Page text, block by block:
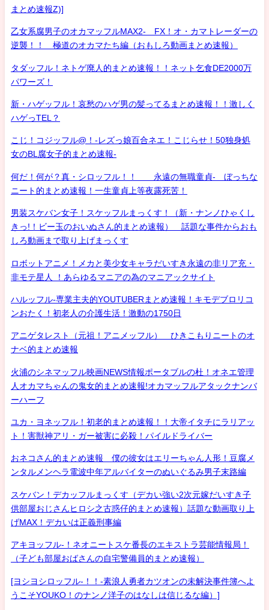
まとめ速報Z)]
乙女系腐男子のオカマッフルMAX2- FX！オ・カマトレーダーの
逆襲！！ 極道のオカマたち編（おもしろ動画まとめ速報）
タダッフル！ネトゲ廃人的まとめ速報！！ネット乞食DE2000万
パワーズ！
新・ハゲッフル！哀愁のハゲ男の髪ってるまとめ速報！！激しく
ハゲっTEL？
こじ！コジッフル@！-レズっ娘百合ネエ！こじらせ！50独身処
女のBL腐女子的まとめ速報-
何だ！何が？真・シロッフル！！ 永遠の無職童貞- ぼっちな
ニート的まとめ速報！一生童貞上等夜露死苦！
男装スケバン女子！スケッフルまっくす！（新・ナンノひゃくし
きっ!！ビー玉のおいぬさん的まとめ速報） 話題な事件からおも
しろ動画まで取り上げまっくす
ロボットアニメ！メカと美少女キャラだいすき永遠の非リア充・
非モテ星人 ！あらゆるマニアの為のマニアックサイト
ハルッフル-専業主夫的YOUTUBERまとめ速報！キモデブロリコ
ンおたく！初老人の介護生活！激動の1750日
アニゲタレスト（元祖！アニメッフル） ひきこもりニートのオ
ナベ的まとめ速報
火浦のシネマッフル映画NEWS情報ポータブルの杜！オネエ管理
人オカマちゃんの鬼女的まとめ速報!オカマッフルアタックナンバ
ーハーフ
ユカ・ヨネッフル！初老的まとめ速報！！大帝イタチにラリアッ
ト！害獣神アリ・ガー被害に必殺！パイルドライバー
おネコさん的まとめ速報 僕の彼女はエリーちゃん人形！豆腐メ
ンタルメンヘラ電波中年アルバイターのぬいぐるみ男子末路編
スケバン！デカッフルまっくす（デカい強い2次元嫁だいすき子
供部屋おじさんヒロシ之古惑仔的まとめ速報）話題な動画取り上
げMAX！デカいは正義刑事編
アキヨッフル-！ネオニートスケ番長のエキストラ芸能情報局！
（子ども部屋おばさんの自宅警備員的まとめ速報）
[ヨシヨシロッフル-！！-素浪人勇者カツオンの未解決事件簿へよ
うこそYOUKO！のナンノ洋子のはなしは信じるな編）]